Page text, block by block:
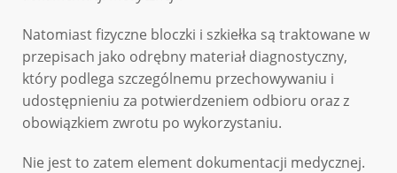
Natomiast fizyczne bloczki i szkiełka są traktowane w
przepisach jako odrębny materiał diagnostyczny,
który podlega szczególnemu przechowywaniu i
udostępnieniu za potwierdzeniem odbioru oraz z
obowiązkiem zwrotu po wykorzystaniu.
Nie jest to zatem element dokumentacji medycznej.